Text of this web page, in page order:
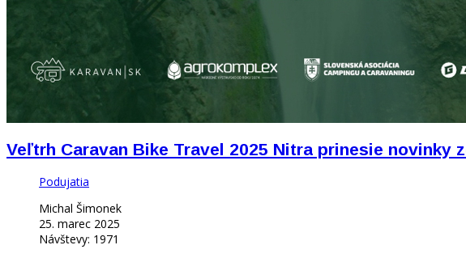
Veľtrh Caravan Bike Travel 2025 Nitra prinesie
Podujatia
Michal Šimonek
25. marec 2025
Návštevy: 1971